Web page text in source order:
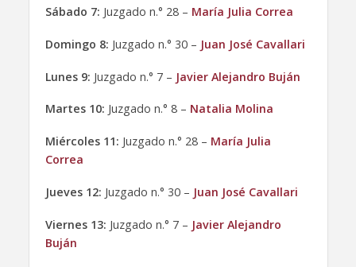
Sábado 7: Juzgado n.° 28 – María Julia Correa
Domingo 8: Juzgado n.° 30 – Juan José Cavallari
Lunes 9: Juzgado n.° 7 – Javier Alejandro Buján
Martes 10: Juzgado n.° 8 – Natalia Molina
Miércoles 11: Juzgado n.° 28 – María Julia
Correa
Jueves 12: Juzgado n.° 30 – Juan José Cavallari
Viernes 13: Juzgado n.° 7 – Javier Alejandro
Buján